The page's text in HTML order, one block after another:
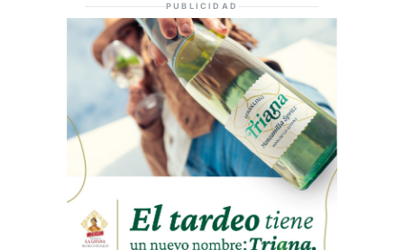
PUBLICIDAD